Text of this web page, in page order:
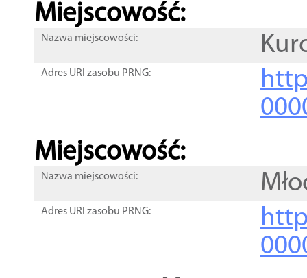
Miejscowość:
Nazwa miejscowości:
Adres URI zasobu PRNG:
Miejscowość:
Nazwa miejscowości:
Adres URI zasobu PRNG: